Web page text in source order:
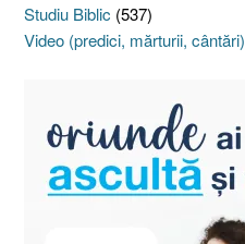
Studiu Biblic (537)
Video (predici, mărturii, cântări)